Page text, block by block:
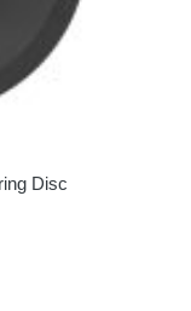
Disc